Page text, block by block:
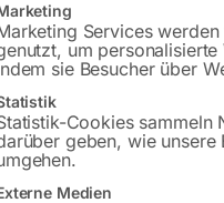
Services
um
sie Besucher über
Cookies sammeln
geben, wie unsere
Medien